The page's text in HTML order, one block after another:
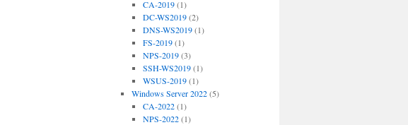
CA-2019(1)
DC-WS2019(2)
DNS-WS2019(1)
FS-2019(1)
NPS-2019(3)
SSH-WS2019(1)
WSUS-2019(1)
Windows Server 2022(5)
CA-2022(1)
NPS-2022(1)